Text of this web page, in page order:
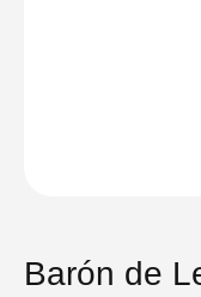
Barón de